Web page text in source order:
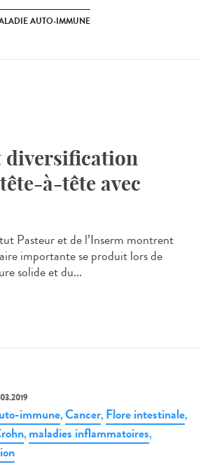
AUTO-IMMUNE
diversification
à-tête avec
Pasteur et de l’Inserm montrent
importante se produit lors de
solide et du...
immune,Cancer, Flore intestinale,
, maladies inflammatoires,